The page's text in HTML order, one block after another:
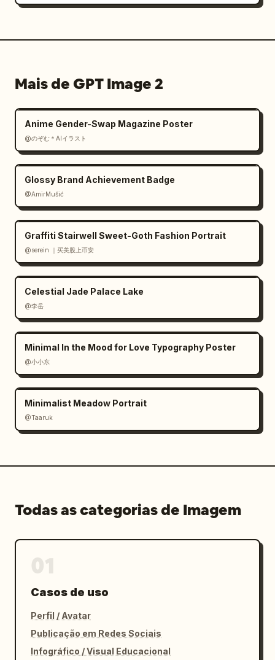
Mais de GPT Image 2
Anime Gender-Swap Magazine Poster
@のぞむ＊AIイラスト
Glossy Brand Achievement Badge
@AmirMušić
Graffiti Stairwell Sweet-Goth Fashion Portrait
@serein ｜买美股上币安
Celestial Jade Palace Lake
@李岳
Minimal In the Mood for Love Typography Poster
@小小东
Minimalist Meadow Portrait
@Taaruk
Todas as categorias de Imagem
Casos de uso
Perfil / Avatar
Publicação em Redes Sociais
Infográfico / Visual Educacional